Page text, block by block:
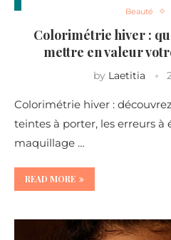
Beauté
Colorimétrie hiver :
mettre en valeur
by Laetitia
Colorimétrie hiver :
teintes à porter, les erreurs à
maquillage …
READ MORE